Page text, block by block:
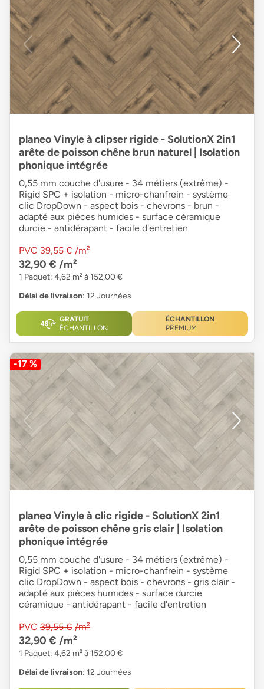
planeo Vinyle à clipser rigide - SolutionX 2in1
arête de poisson chêne brun naturel | Isolation
phonique intégrée
0,55 mm couche d'usure - 34 métiers (extrême) -
Rigid SPC + isolation - micro-chanfrein - système
clic DropDown - aspect bois - chevrons - brun -
adapté aux pièces humides - surface céramique
durcie - antidérapant - facile d'entretien
PVC 39,55 € /m²
32,90 € /m²
1 Paquet: 4,62 m² à 152,00 €
Délai de livraison: 12 Journées
GRATUIT
ÉCHANTILLON
ÉCHANTILLON
PREMIUM
-17 %
planeo Vinyle à clic rigide - SolutionX 2in1
arête de poisson chêne gris clair | Isolation
phonique intégrée
0,55 mm couche d'usure - 34 métiers (extrême) -
Rigid SPC + isolation - micro-chanfrein - système
clic DropDown - aspect bois - chevrons - gris clair -
adapté aux pièces humides - surface durcie
céramique - antidérapant - facile d'entretien
PVC 39,55 € /m²
32,90 € /m²
1 Paquet: 4,62 m² à 152,00 €
Délai de livraison: 12 Journées